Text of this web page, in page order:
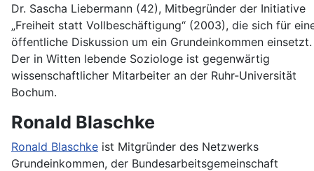
Dr. Sascha Liebermann (42), Mitbegründer der Initiative
„Freiheit statt Vollbeschäftigung“ (2003), die sich für
öffentliche Diskussion um ein Grundeinkommen einsetzt.
Der in Witten lebende Soziologe ist gegenwärtig
wissenschaftlicher Mitarbeiter an der Ruhr-Universität
Bochum.
Ronald Blaschke
Ronald Blaschke ist Mitgründer des Netzwerks
Grundeinkommen, der Bundesarbeitsgemeinschaft